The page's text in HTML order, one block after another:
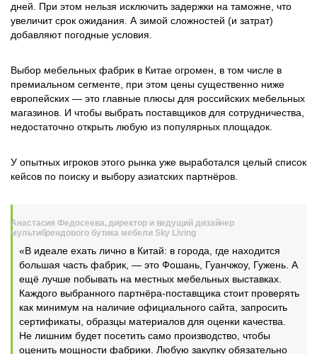
дней. При этом нельзя исключить задержки на таможне, что
увеличит срок ожидания. А зимой сложностей (и затрат)
добавляют погодные условия.
Выбор мебельных фабрик в Китае огромен, в том числе в
премиальном сегменте, при этом цены существенно ниже
европейских — это главные плюсы для российских мебельных
магазинов. И чтобы выбрать поставщиков для сотрудничества,
недостаточно открыть любую из популярных площадок.
У опытных игроков этого рынка уже выработался целый список
кейсов по поиску и выбору азиатских партнёров.
Анастасия Федосеева, директор и ведущий дизайнер
мультибрендового бутика мебели Sky Living
«В идеале ехать лично в Китай: в города, где находится
большая часть фабрик, — это Фошань, Гуанчжоу, Гужень. А
ещё лучше побывать на местных мебельных выставках.
Каждого выбранного партнёра-поставщика стоит проверять
как минимум на наличие официального сайта, запросить
сертификаты, образцы материалов для оценки качества.
Не лишним будет посетить само производство, чтобы
оценить мощности фабрики. Любую закупку обязательно